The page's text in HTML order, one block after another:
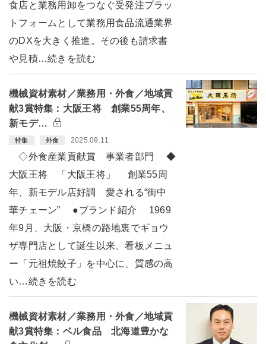
食店と業務用卸をつなぐ受発注プラッ
トフォームとして業務用食品流通業界
のDXを大きく推進。その後も請求書
や見積…続きを読む
機械資材素材／業務用・外食／地域貢
献3賞特集：大阪王将 創業55周年、
新モデ…
特集 外食 2025.09.11
◇外食産業貢献賞 事業者部門 ◆
大阪王将 「大阪王将」 創業55周
年、新モデル店好調 愛される“街中
華チェーン” ●ブランド紹介 1969
年9月、大阪・京橋の路地裏でギョウ
ザ専門店として誕生以来、看板メニュ
ー「元祖焼餃子」を中心に、質感の高
い…続きを読む
機械資材素材／業務用・外食／地域貢
献3賞特集：ベル食品 北海道豊かな